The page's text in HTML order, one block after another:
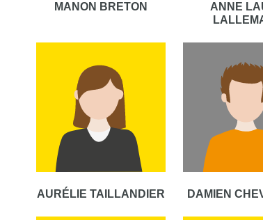
MANON BRETON
ANNE
AURÉLIE TAILLANDIER DAMIEN